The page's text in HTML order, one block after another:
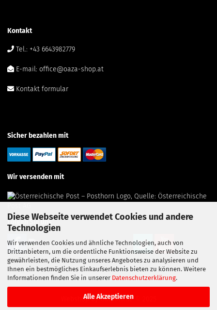
Diese Webseite verwendet Cookies und andere
Technologien
Wir verwenden Cookies und ähnliche Technologien, auch von
Drittanbietern, um die ordentliche Funktionsweise der Website zu
gewährleisten, die Nutzung unseres Angebotes zu analysieren und
Ihnen ein bestmögliches Einkaufserlebnis bieten zu können. Weitere
Informationen finden Sie in unserer Datenschutzerklärung.
Alle Akzeptieren
Kontakt
Tel.: +43 6643982779
E-mail: office@oaza-shop.at
Kontakt formular
Sicher bezahlen mit
Wir versenden mit
Folgen Sie uns
Webshopby Gambio.de © 2025